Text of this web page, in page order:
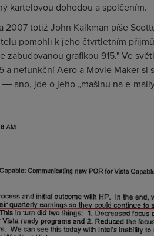
kartelovou dohodou a spolčením.
2007 totiž John Kalkman píše
pomohli k jeho čtvrtletním
zabudovanou grafikou 915." Ve
a nefunkční Aero a Movie Maker si
ano, jde o jeho „mašinu na e-